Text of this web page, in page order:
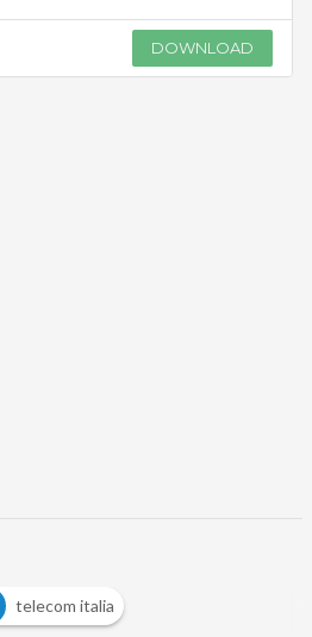
DOWNLOAD
telecom italia